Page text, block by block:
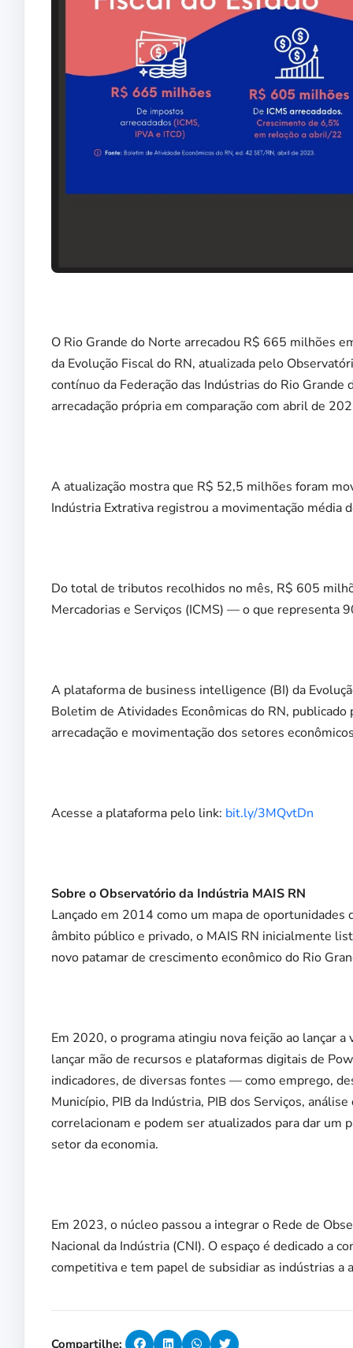
O Rio Grande do Norte arrecadou R$ 665 milhões
da Evolução Fiscal do RN, atualizada pelo
contínuo da Federação das Indústrias do Rio
arrecadação própria em comparação com abril de
A atualização mostra que R$ 52,5 milhões foram
Indústria Extrativa registrou a movimentação média
Do total de tributos recolhidos no mês, R$ 605
Mercadorias e Serviços (ICMS) — o que representa
A plataforma de business intelligence (BI) da
Boletim de Atividades Econômicas do RN,
arrecadação e movimentação dos setores
Acesse a plataforma pelo link: bit.ly/3MQvtDn
Sobre o Observatório da Indústria MAIS RN
Lançado em 2014 como um mapa de
âmbito público e privado, o MAIS RN inicialmente
novo patamar de crescimento econômico do Rio
Em 2020, o programa atingiu nova feição ao lançar
lançar mão de recursos e plataformas digitais de
indicadores, de diversas fontes — como emprego,
Município, PIB da Indústria, PIB dos Serviços,
correlacionam e podem ser atualizados para dar
setor da economia.
Em 2023, o núcleo passou a integrar o Rede de
Nacional da Indústria (CNI). O espaço é dedicado a
competitiva e tem papel de subsidiar as indústrias a
Compartilhe: